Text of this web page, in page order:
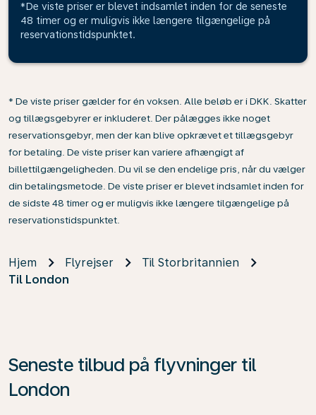
*De viste priser er blevet indsamlet inden for de seneste
48 timer og er muligvis ikke længere tilgængelige på
reservationstidspunktet.
* De viste priser gælder for én voksen. Alle beløb er i DKK. Skatter
og tillægsgebyrer er inkluderet. Der pålægges ikke noget
reservationsgebyr, men der kan blive opkrævet et tillægsgebyr
for betaling. De viste priser kan variere afhængigt af
billettilgængeligheden. Du vil se den endelige pris, når du vælger
din betalingsmetode. De viste priser er blevet indsamlet inden for
de sidste 48 timer og er muligvis ikke længere tilgængelige på
reservationstidspunktet.
Hjem Flyrejser
Til Storbritannien
Til London
Seneste tilbud på flyvninger til
London